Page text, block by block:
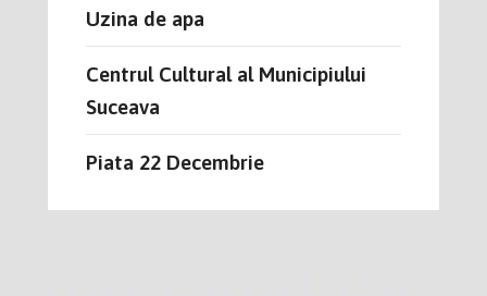
Uzina de apa
Centrul Cultural al Municipiului
Suceava
Piata 22 Decembrie